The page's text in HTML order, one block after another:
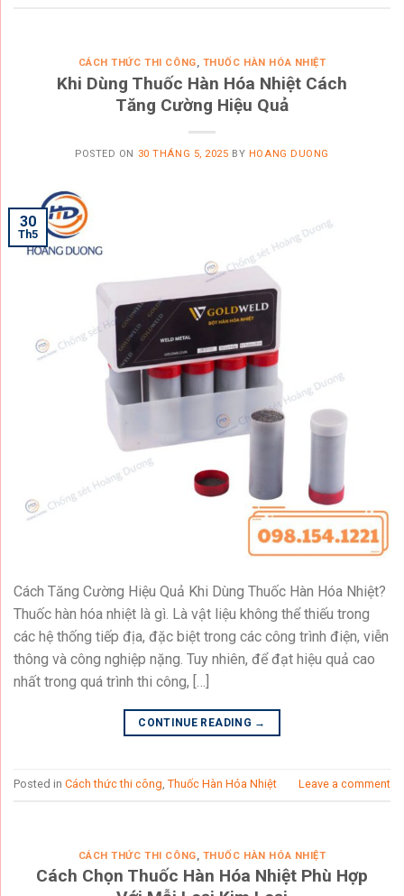
CÁCH THỨC THI CÔNG, THUỐC HÀN HÓA NHIỆT
Khi Dùng Thuốc Hàn Hóa Nhiệt Cách
Tăng Cường Hiệu Quả
POSTED ON 30 THÁNG 5, 2025 BY HOANG DUONG
30
Th5
Cách Tăng Cường Hiệu Quả Khi Dùng Thuốc Hàn Hóa Nhiệt?
Thuốc hàn hóa nhiệt là gì. Là vật liệu không thể thiếu trong
các hệ thống tiếp địa, đặc biệt trong các công trình điện, viễn
thông và công nghiệp nặng. Tuy nhiên, để đạt hiệu quả cao
nhất trong quá trình thi công, […]
CONTINUE READING →
Posted in Cách thức thi công Thuốc Hàn Hóa Nhiệt Leave a comment
CÁCH THỨC THI CÔNG, THUỐC HÀN HÓA NHIỆT
Cách Chọn Thuốc Hàn Hóa Nhiệt Phù Hợp